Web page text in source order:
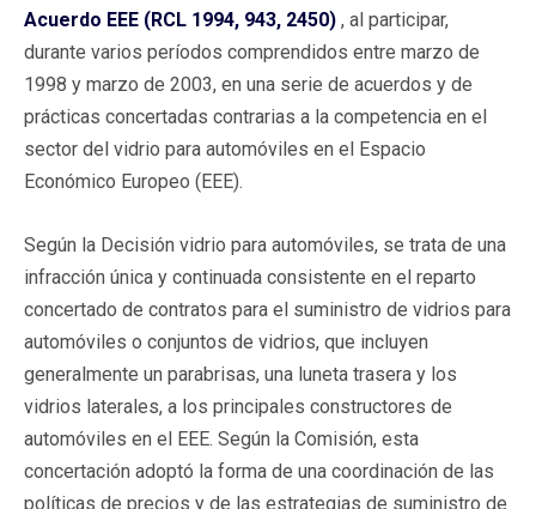
Acuerdo EEE (RCL 1994, 943, 2450) , al participar,
durante varios períodos comprendidos entre marzo de
1998 y marzo de 2003, en una serie de acuerdos y de
prácticas concertadas contrarias a la competencia en el
sector del vidrio para automóviles en el Espacio
Económico Europeo (EEE).
Según la Decisión vidrio para automóviles, se trata de una
infracción única y continuada consistente en el reparto
concertado de contratos para el suministro de vidrios para
automóviles o conjuntos de vidrios, que incluyen
generalmente un parabrisas, una luneta trasera y los
vidrios laterales, a los principales constructores de
automóviles en el EEE. Según la Comisión, esta
concertación adoptó la forma de una coordinación de las
políticas de precios y de las estrategias de suministro de